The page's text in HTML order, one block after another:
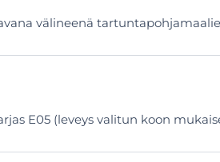
välineenä
E05 (leveys valitun koon